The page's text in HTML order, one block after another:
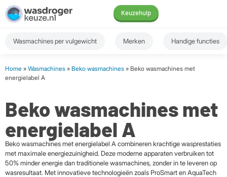
Keuzehulp
Wasmachines per vulgewicht Merken Handige functies
Home » Wasmachines » Beko wasmachines » Beko wasmachines met
energielabel A
Beko wasmachines met
energielabel A
Beko wasmachines met energielabel A combineren krachtige wasprestaties
met maximale energiezuinigheid. Deze moderne apparaten verbruiken tot
50% minder energie dan traditionele wasmachines, zonder in te leveren op
wasresultaat. Met innovatieve technologieën zoals ProSmart en AquaTech